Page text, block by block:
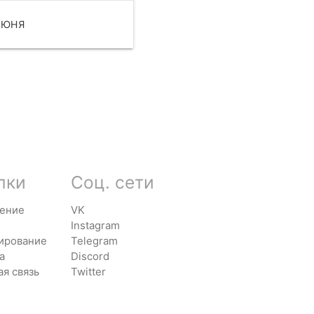
связь
Соц. сети
VK
Instagram
Telegram
Discord
Twitter